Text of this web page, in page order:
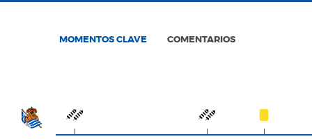
MOMENTOS CLAVE COMENTARIOS